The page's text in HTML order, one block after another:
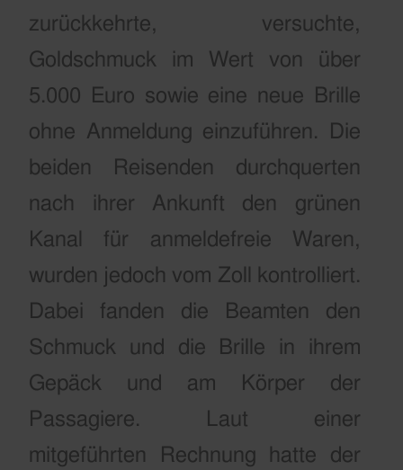
zurückkehrte, versuchte,
Goldschmuck im Wert von über
5.000 Euro sowie eine neue Brille
ohne Anmeldung einzuführen.
Die
beiden Reisenden durchquerten
nach ihrer Ankunft den grünen
Kanal für anmeldefreie Waren,
wurden jedoch vom Zoll kontrolliert.
Dabei fanden die Beamten den
Schmuck und die Brille in ihrem
Gepäck und am Körper der
Passagiere. Laut einer
mitgeführten Rechnung hatte der